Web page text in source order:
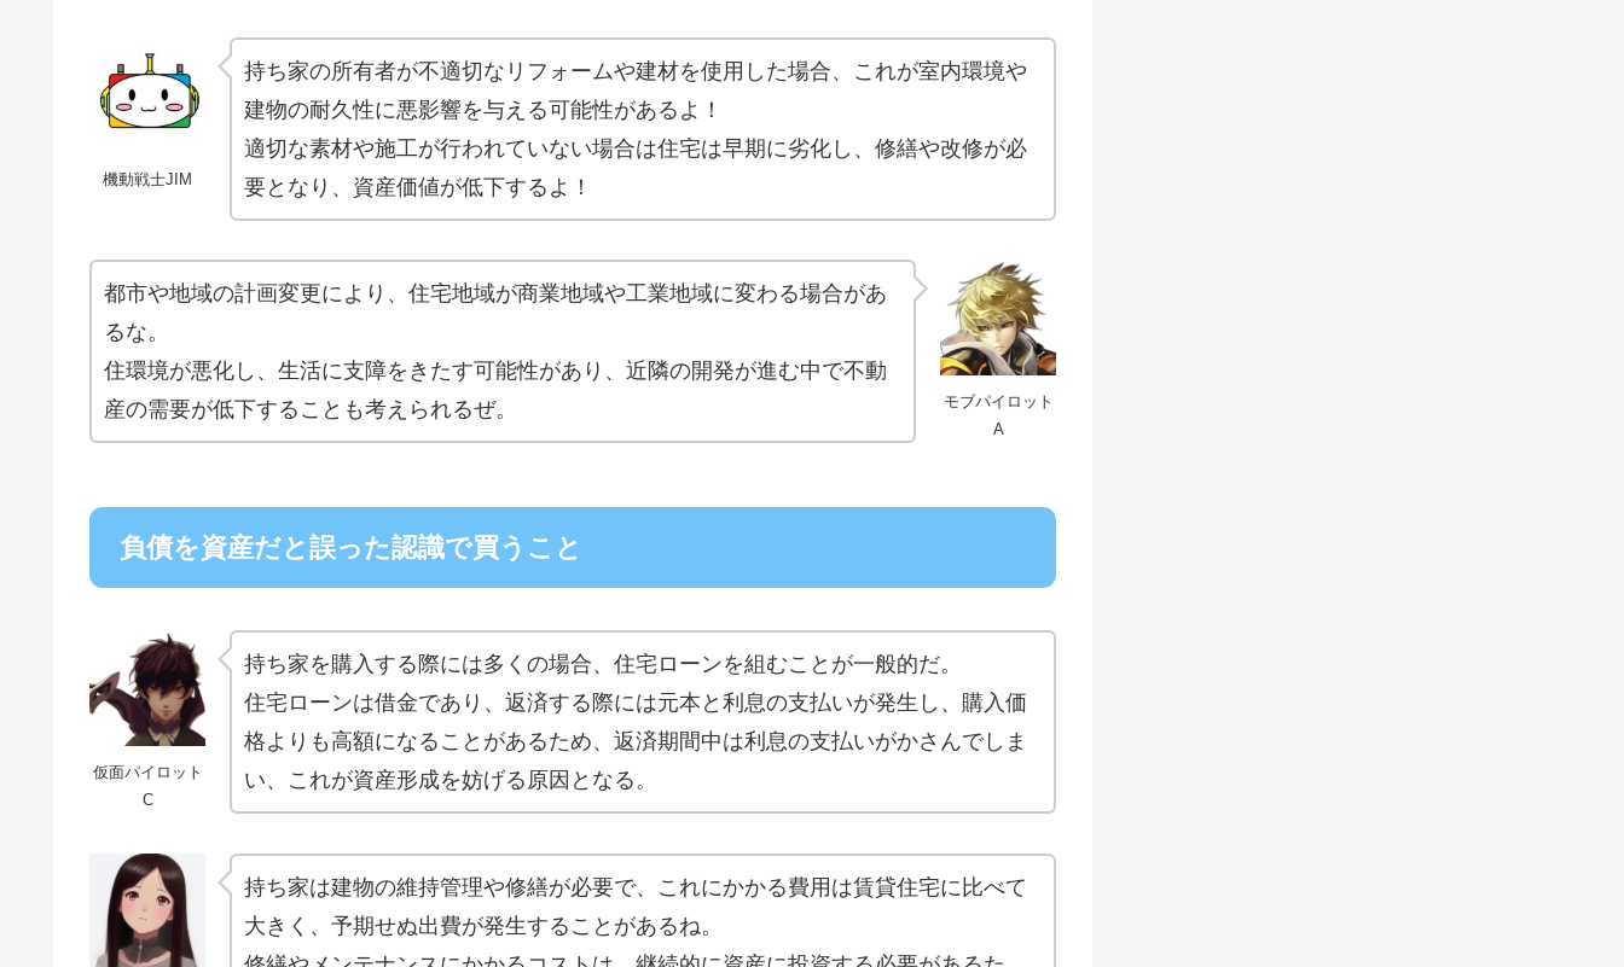
機動戦士JIM
持ち家の所有者が不適切なリフォームや建材を使用した場合、これが室内環境や
建物の耐久性に悪影響を与える可能性があるよ！
適切な素材や施工が行われていない場合は住宅は早期に劣化し、修繕や改修が必
要となり、資産価値が低下するよ！
モブパイロット
A
都市や地域の計画変更により、住宅地域が商業地域や工業地域に変わる場合があ
るな。
住環境が悪化し、生活に支障をきたす可能性があり、近隣の開発が進む中で不動
産の需要が低下することも考えられるぜ。
負債を資産だと誤った認識で買うこと
仮面パイロット
C
持ち家を購入する際には多くの場合、住宅ローンを組むことが一般的だ。
住宅ローンは借金であり、返済する際には元本と利息の支払いが発生し、購入価
格よりも高額になることがあるため、返済期間中は利息の支払いがかさんでしま
い、これが資産形成を妨げる原因となる。
持ち家は建物の維持管理や修繕が必要で、これにかかる費用は賃貸住宅に比べて
大きく、予期せぬ出費が発生することがあるね。